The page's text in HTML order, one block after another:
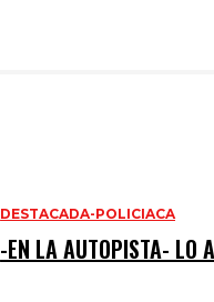
DESTACADA-POLICIACA
-EN LA AUTOPISTA- LO